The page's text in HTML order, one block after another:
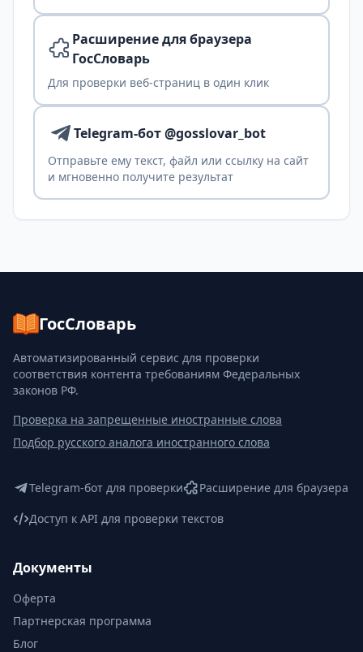
Расширение для браузера
ГосСловарь
Для проверки веб-страниц в один клик
Telegram-бот @gosslovar_bot
Отправьте ему текст, файл или ссылку на сайт
и мгновенно получите результат
ГосСловарь
Автоматизированный сервис для проверки
соответствия контента требованиям Федеральных
законов РФ.
Проверка на запрещенные иностранные слова
Подбор русского аналога иностранного слова
Telegram-бот для проверки
Расширение для браузера
Доступ к API для проверки текстов
Документы
Оферта
Партнерская программа
Блог